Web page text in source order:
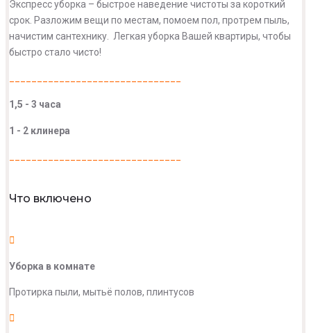
Экспресс уборка – быстрое наведение чистоты за короткий
срок. Разложим вещи по местам, помоем пол, протрем пыль,
начистим сантехнику. Легкая уборка Вашей квартиры, чтобы
быстро стало чисто!
1,5 - 3 часа
1 - 2 клинера
Что включено
Уборка в комнате
Протирка пыли, мытьё полов, плинтусов